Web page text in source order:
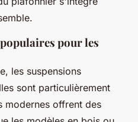
pour les
les suspensions
sont particulièrement
modernes offrent des